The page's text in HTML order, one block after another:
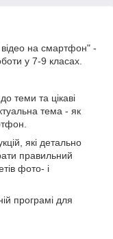
відео на смартфон" -
у 7-9 класах.
теми та цікаві
тема - як
які детально
правильний
фото- і
програмі для